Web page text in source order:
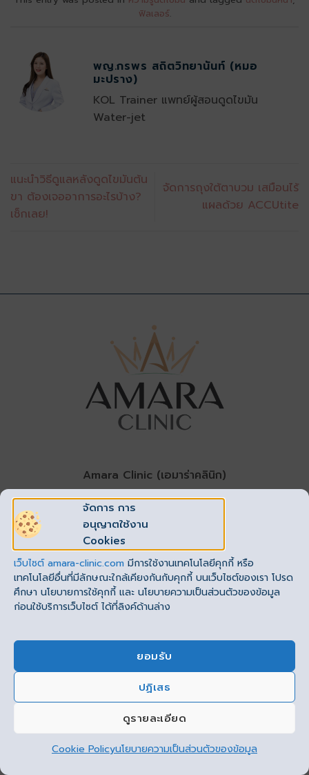
จัดการ การ
อนุญาตใช้งาน
Cookies
เว็บไซต์amara-clinic.com มีการใช้งานเทคโนโลยีคุกกี้ หรือ
เทคโนโลยีอื่นที่มีลักษณะใกล้เคียงกันกับคุกกี้ บนเว็บไซต์ของเรา โปรด
ศึกษา นโยบายการใช้คุกกี้ และ นโยบายความเป็นส่วนตัวของข้อมูล
ก่อนใช้บริการเว็บไซต์ ได้ที่ลิงค์ด้านล่าง
ยอมรับ
ปฏิเสธ
ดูรายละเอียด
Cookie Policyนโยบายความเป็นส่วนตัวของข้อมูล
ฟิลเลอร์.
พญ.กรพร สถิตวิทยานันท์ (หมอ
มะปราง)
KOL Trainer แพทย์ผู้สอนดูดไขมัน
Water-jet
แนะนำวิธีดูแลหลังดูดไขมันต้น
ขา ต้องเจออาการอะไรบ้าง?
เช็กเลย!
จัดการถุงใต้ตาบวม เสมือนไร้
แผลด้วย ACCUtite
Amara Clinic (เอมาร่าคลินิก)
บริการดูดไขมัน
บริการเติมไขมัน
บริการดูดไขมันต้นแขน
บริการเติมไขมันหน้า
บริการเสริมหน้าอก
บริการตัดหนังหน้าท้อง
บริการ J Plasma
บริการ Labia
เปิดทำการทุกวัน
เวลา 10.00 – 20.00 น.
โทร. : 062-789-1999 ต่อ 1(รัชโยธิน),2(ราชพฤกษ์)
This site uses cookies to offer you a better browsing
experience. By browsing this website, you agree to our
use of cookies.
ยอมรับ